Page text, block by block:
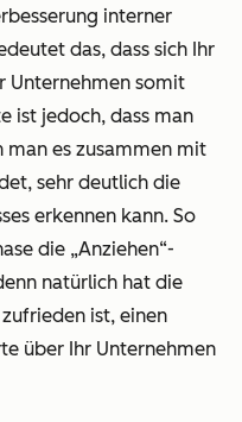
interner
das, dass sich Ihr
Unternehmen somit
ist jedoch, dass man
es zusammen mit
sehr deutlich die
erkennen kann. So
die „Anziehen“-
natürlich hat die
ist, einen
über Ihr Unternehmen